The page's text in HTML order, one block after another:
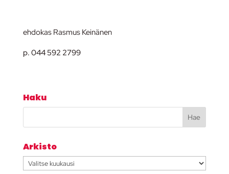
ehdokas Rasmus Keinänen
p. 044 592 2799
Haku
Arkisto
Arkisto